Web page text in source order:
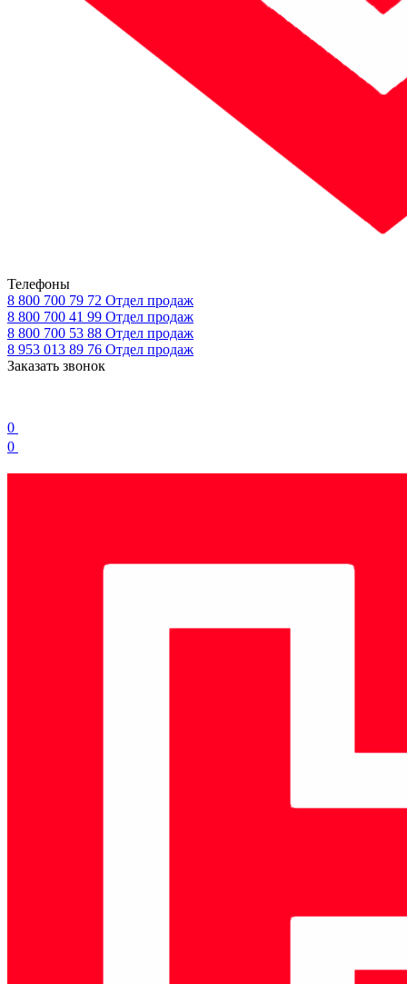
Телефоны
8 800 700 79 72 Отдел продаж
8 800 700 41 99 Отдел продаж
8 800 700 53 88 Отдел продаж
8 953 013 89 76 Отдел продаж
Заказать звонок
0
0